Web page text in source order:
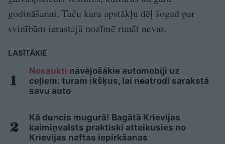
godināšanai. Taču kara apstākļu dēļ šogad par
svinībām ierastajā nozīmē runāt nevar.
LASĪTĀKIE
Nosaukti nāvējošākie automobiļi uz
ceļiem: turam īkšķus, lai neatrodi sarakstā
savu auto
Kā duncis mugurā! Bagātā Krievijas
kaimiņvalsts praktiski atteikusies no
Krievijas naftas iepirkšanas